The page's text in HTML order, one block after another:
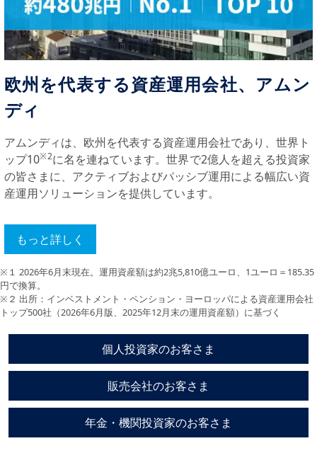
欧州を代表する資産運用会社、アムン
ディ
アムンディは、欧州を代表する資産運用会社であり、世界ト
ップ10※2に名を連ねています。世界で2億人を超える投資家
の皆さまに、アクティブおよびパッシブ運用による幅広い資
産運用ソリューションを提供しています。
もっと詳しく
※１ 2026年6月末現在。運用資産額は約2兆5,810億ユーロ、1ユーロ＝185.35
円で換算。
※２ 出所：インベストメント・ペンション・ヨーロッパによる資産運用会社
トップ500社（2026年6月版、2025年12月末の運用資産額）に基づく
個人投資家のお客さま
販売会社のお客さま
年金・機関投資家のお客さま